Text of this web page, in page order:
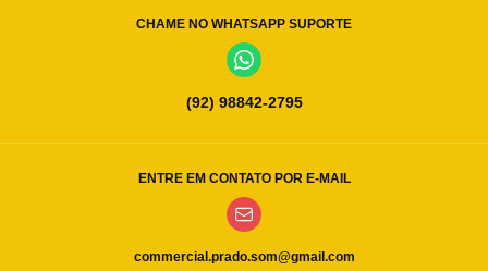
CHAME NO WHATSAPP SUPORTE
(92) 98842-2795
ENTRE EM CONTATO POR E-MAIL
commercial.prado.som@gmail.com